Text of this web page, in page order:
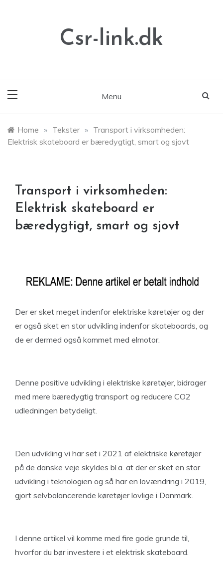
Csr-link.dk
Menu
Home » Tekster » Transport i virksomheden:
Elektrisk skateboard er bæredygtigt, smart og sjovt
Transport i virksomheden:
Elektrisk skateboard er
bæredygtigt, smart og sjovt
Der er sket meget indenfor elektriske køretøjer og der
er også sket en stor udvikling indenfor skateboards, og
de er dermed også kommet med elmotor.
Denne positive udvikling i elektriske køretøjer, bidrager
med mere bæredygtig transport og reducere CO2
udledningen betydeligt.
Den udvikling vi har set i 2021 af elektriske køretøjer
på de danske veje skyldes bl.a. at der er sket en stor
udvikling i teknologien og så har en lovændring i 2019,
gjort selvbalancerende køretøjer lovlige i Danmark.
I denne artikel vil komme med fire gode grunde til,
hvorfor du bør investere i et elektrisk skateboard.